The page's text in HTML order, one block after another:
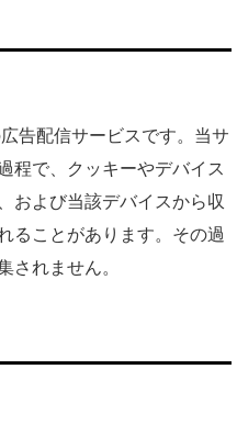
告配信サービスです。当サ
程で、クッキーやデバイス
および当該デバイスから収
ることがあります。その過
されません。